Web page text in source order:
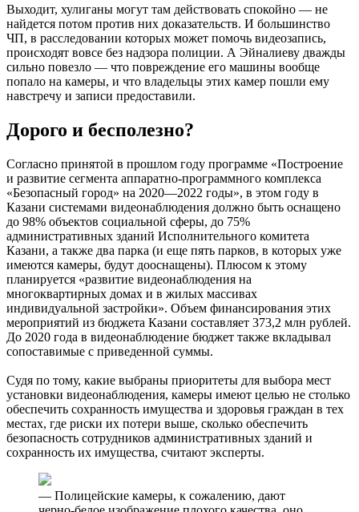
Выходит, хулиганы могут там действовать спокойно — не
найдется потом против них доказательств. И большинство
ЧП, в расследовании которых может помочь видеозапись,
происходят вовсе без надзора полиции. А Эйналиеву дважды
сильно повезло — что повреждение его машины вообще
попало на камеры, и что владельцы этих камер пошли ему
навстречу и записи предоставили.
Дорого и бесполезно?
Согласно принятой в прошлом году программе «Построение
и развитие сегмента аппаратно-программного комплекса
«Безопасный город» на 2020—2022 годы», в этом году в
Казани системами видеонаблюдения должно быть оснащено
до 98% объектов социальной сферы, до 75%
административных зданий Исполнительного комитета
Казани, а также два парка (и еще пять парков, в которых уже
имеются камеры, будут дооснащены). Плюсом к этому
планируется «развитие видеонаблюдения на
многоквартирных домах и в жилых массивах
индивидуальной застройки». Объем финансирования этих
мероприятий из бюджета Казани составляет 373,2 млн рублей.
До 2020 года в видеонаблюдение бюджет также вкладывал
сопоставимые с приведенной суммы.
Судя по тому, какие выбраны приоритеты для выбора мест
установки видеонаблюдения, камеры имеют целью не столько
обеспечить сохранность имущества и здоровья граждан в тех
местах, где риски их потери выше, сколько обеспечить
безопасность сотрудников административных зданий и
сохранность их имущества, считают эксперты.
— Полицейские камеры, к сожалению, дают